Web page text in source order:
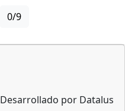
0/9
Desarrollado por Datalus